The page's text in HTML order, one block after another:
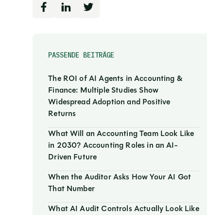
PASSENDE BEITRÄGE
The ROI of AI Agents in Accounting &
Finance: Multiple Studies Show
Widespread Adoption and Positive
Returns
What Will an Accounting Team Look Like
in 2030? Accounting Roles in an AI-
Driven Future
When the Auditor Asks How Your AI Got
That Number
What AI Audit Controls Actually Look Like